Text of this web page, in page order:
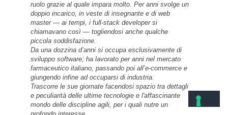
ruolo grazie al quale impara molto. Per anni svolge un
doppio incarico, in veste di insegnante e di web
master — ai tempi, i full-stack developer si
chiamavano così — togliendosi anche qualche
piccola soddisfazione.
Da una dozzina d’anni si occupa esclusivamente di
sviluppo software; ha lavorato per anni nel mercato
farmaceutico italiano, passando poi all’e-commerce e
giungendo infine ad occuparsi di industria.
Trascorre le sue giornate facendosi spazio tra dettagli
e peculiarità delle ultime tecnologie e l'affascinante
mondo delle discipline agili, per i quali nutre un